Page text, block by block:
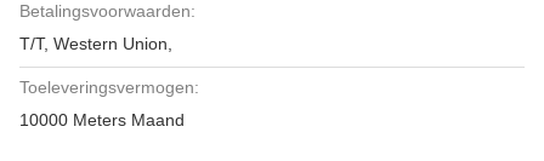
Betalingsvoorwaarden:
T/T, Western Union,
Toeleveringsvermogen:
10000 Meters Maand